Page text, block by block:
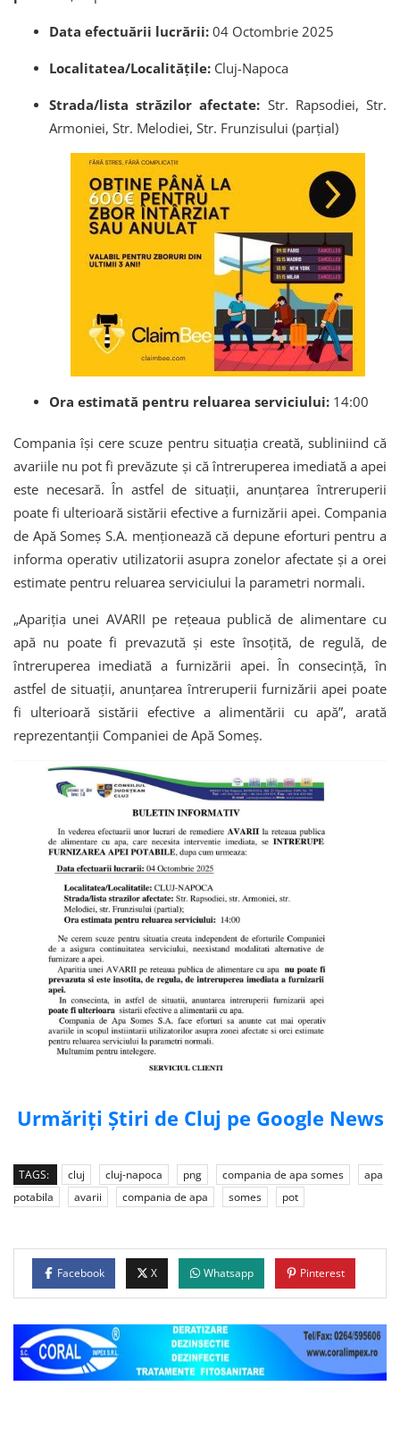
Data efectuării lucrării: 04 Octombrie 2025
Localitatea/Localitățile: Cluj-Napoca
Strada/lista străzilor afectate: Str. Rapsodiei, Str.
Armoniei, Str. Melodiei, Str. Frunzisului (parțial)
Ora estimată pentru reluarea serviciului: 14:00
Compania își cere scuze pentru situația creată, subliniind că
avariile nu pot fi prevăzute și că întreruperea imediată a apei
este necesară. În astfel de situații, anunțarea întreruperii
poate fi ulterioară sistării efective a furnizării apei. Compania
de Apă Someș S.A. menționează că depune eforturi pentru a
informa operativ utilizatorii asupra zonelor afectate și a orei
estimate pentru reluarea serviciului la parametri normali.
„Apariția unei AVARII pe rețeaua publică de alimentare cu
apă nu poate fi prevazută și este însoțită, de regulă, de
întreruperea imediată a furnizării apei. În consecință, în
astfel de situații, anunțarea întreruperii furnizării apei poate
fi ulterioară sistării efective a alimentării cu apă”, arată
reprezentanții Companiei de Apă Someș.
Urmăriți Știri de Cluj pe Google News
TAGS: cluj cluj-napoca png compania de apa somes
apa
potabila
avarii compania de apa somes pot
Facebook X Whatsapp Pinterest